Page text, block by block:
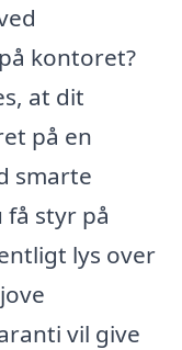
kontoret?
at dit
på en
smarte
styr på
lys over
vil give